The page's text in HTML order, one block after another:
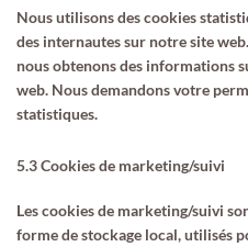
Nous utilisons des cookies
des internautes sur notre site
nous obtenons des informations
web. Nous demandons votre
statistiques.
5.3 Cookies de marketing/suivi
Les cookies de marketing/suivi
forme de stockage local, utilisés